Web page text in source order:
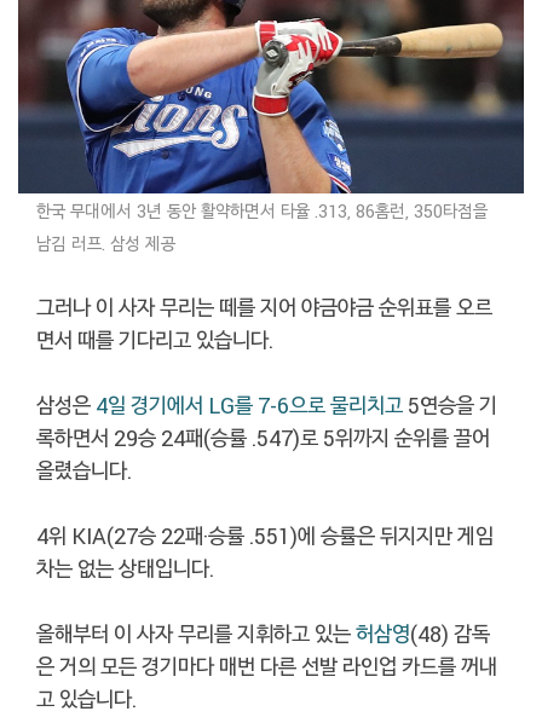
한국 무대에서 3년 동안 활약하면서 타율 .313, 86홈런, 350타점을
남김 러프. 삼성 제공
그러나 이 사자 무리는 떼를 지어 야금야금 순위표를 오르
면서 때를 기다리고 있습니다.
삼성은 4일 경기에서 LG를 7-6으로 물리치고 5연승을 기
록하면서 29승 24패(승률 .547)로 5위까지 순위를 끌어
올렸습니다.
4위 KIA(27승 22패·승률 .551)에 승률은 뒤지지만 게임
차는 없는 상태입니다.
올해부터 이 사자 무리를 지휘하고 있는허삼영(48) 감독
은 거의 모든 경기마다 매번 다른 선발 라인업 카드를 꺼내
고 있습니다.